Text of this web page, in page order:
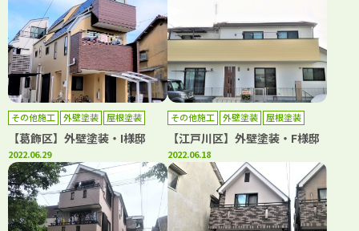
その他施工 外壁塗装
屋根塗装
防水工事
【葛飾区】外壁塗装・I様邸
2022.06.29
その他施工 外壁塗装
屋根塗装
防水工事
【江戸川区】外壁塗装・F様邸
2022.06.18